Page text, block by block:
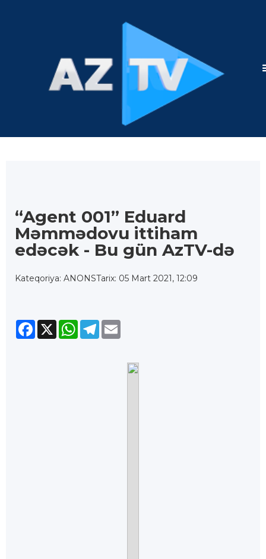
“Agent 001” Eduard
Məmmədovu ittiham
edəcək - Bu gün AzTV-də
Kateqoriya: ANONSTarix: 05 Mart 2021, 12:09
Facebook
X WhatsApp
Telegram